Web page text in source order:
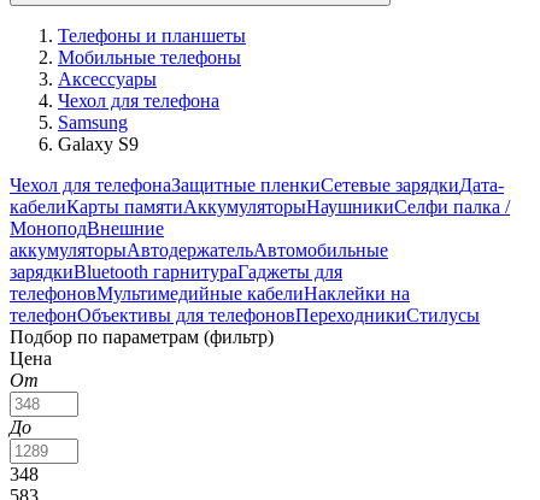
Телефоны и планшеты
Мобильные телефоны
Аксессуары
Чехол для телефона
Samsung
Galaxy S9
Чехол для телефонаЗащитные пленкиСетевые зарядкиДата-
кабелиКарты памятиАккумуляторыНаушникиСелфи палка /
МоноподВнешние
аккумуляторыАвтодержательАвтомобильные
зарядкиBluetooth гарнитураГаджеты для
телефоновМультимедийные кабелиНаклейки на
телефонОбъективы для телефоновПереходникиСтилусы
Подбор по параметрам (фильтр)
Цена
От
До
348
583